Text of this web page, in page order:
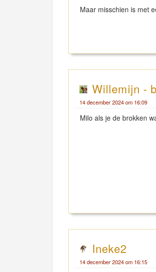
Maar misschien is met
Willemijn -
14 december 2024 om 16:09
Milo als je de brokken
Ineke2
14 december 2024 om 16:15